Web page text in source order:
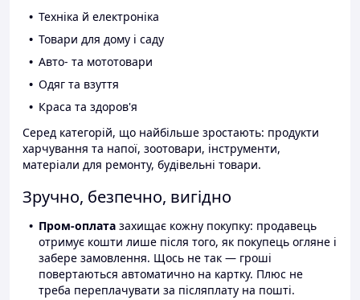
Техніка й електроніка
Товари для дому і саду
Авто- та мототовари
Одяг та взуття
Краса та здоров'я
Серед категорій, що найбільше зростають: продукти
харчування та напої, зоотовари, інструменти,
матеріали для ремонту, будівельні товари.
Зручно, безпечно, вигідно
Пром-оплата захищає кожну покупку: продавець
отримує кошти лише після того, як покупець огляне і
забере замовлення. Щось не так — гроші
повертаються автоматично на картку. Плюс не
треба переплачувати за післяплату на пошті.